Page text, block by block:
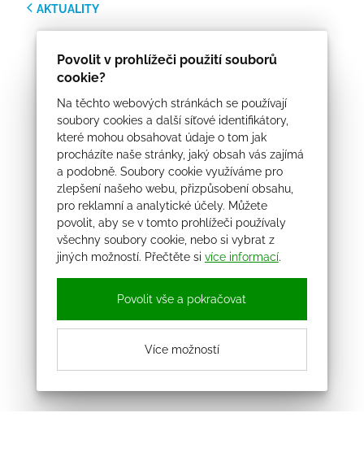
Povolit v prohlížeči použití souborů
cookie?
Na těchto webových stránkách se používají
soubory cookies a další síťové identifikátory,
které mohou obsahovat údaje o tom jak
procházíte naše stránky, jaký obsah vás zajímá
a podobně. Soubory cookie využíváme pro
zlepšení našeho webu, přizpůsobení obsahu,
pro reklamní a analytické účely. Můžete
povolit, aby se v tomto prohlížeči používaly
všechny soubory cookie, nebo si vybrat z
jiných možností. Přečtěte si více informací.
Povolit vše a pokračovat
Více možností
AKTUALITY